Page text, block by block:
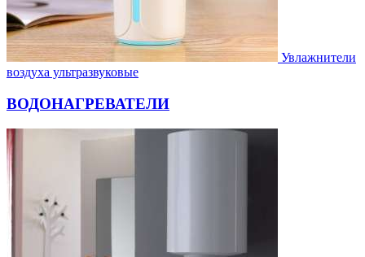
Увлажнители
воздуха ультразвуковые
ВОДОНАГРЕВАТЕЛИ